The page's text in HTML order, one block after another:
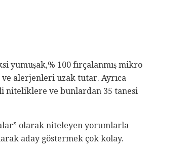
yumuşak,% 100 fırçalanmış mikro
alerjenleri uzak tutar. Ayrıca
niteliklere ve bunlardan 35 tanesi
olarak niteleyen yorumlarla
aday göstermek çok kolay.